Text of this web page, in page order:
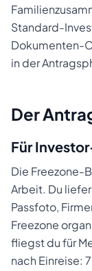
Standard-
Dokumenten-
in der
Der
Für
Die Freezone-
Arbeit. Du
Passfoto,
Freezone
fliegst du für
nach Einreise: